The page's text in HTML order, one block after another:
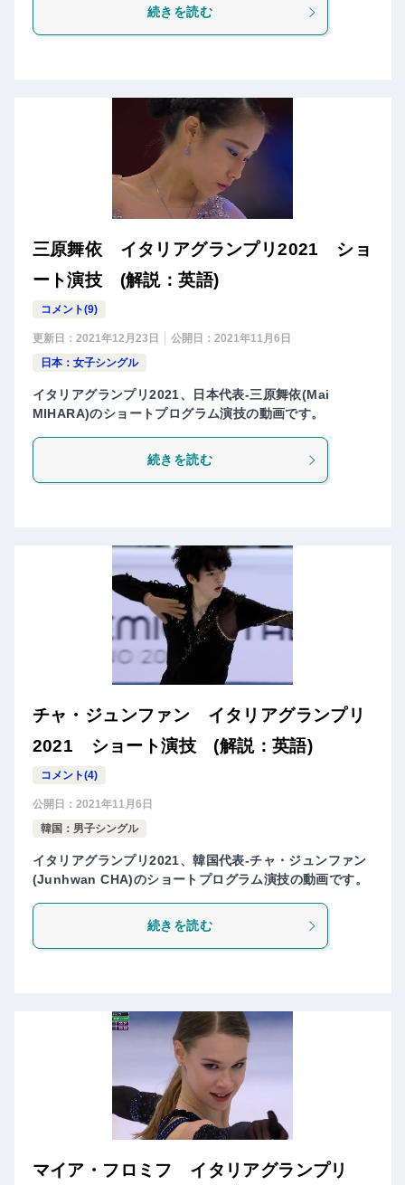
続きを読む
三原舞依 イタリアグランプリ2021 ショ
ート演技 (解説：英語)
コメント(9)
更新日： 2021年12月23日 公開日： 2021年11月6日
日本：女子シングル
イタリアグランプリ2021、日本代表-三原舞依(Mai
MIHARA)のショートプログラム演技の動画です。
続きを読む
チャ・ジュンファン イタリアグランプリ
2021 ショート演技 (解説：英語)
コメント(4)
公開日： 2021年11月6日
韓国：男子シングル
イタリアグランプリ2021、韓国代表-チャ・ジュンファン
(Junhwan CHA)のショートプログラム演技の動画です。
続きを読む
マイア・​フロミフ イタリアグランプリ